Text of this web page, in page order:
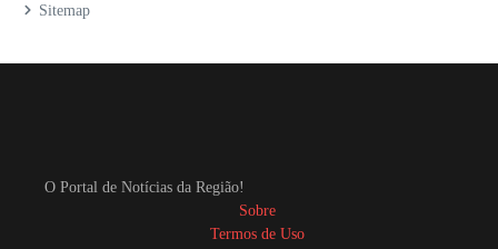
Sitemap
O Portal de Notícias da Região!
Sobre
Termos de Uso